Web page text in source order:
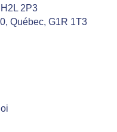
2P3
Québec, G1R 1T3